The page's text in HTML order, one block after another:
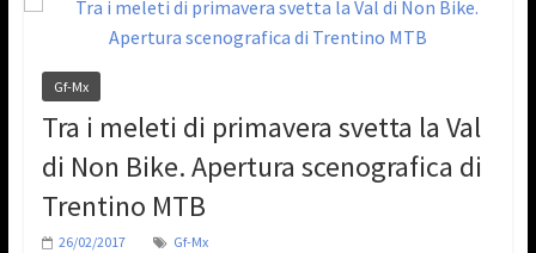
Gf-Mx
Tra i meleti di primavera svetta la Val
di Non Bike. Apertura scenografica di
Trentino MTB
26/02/2017 Gf-Mx